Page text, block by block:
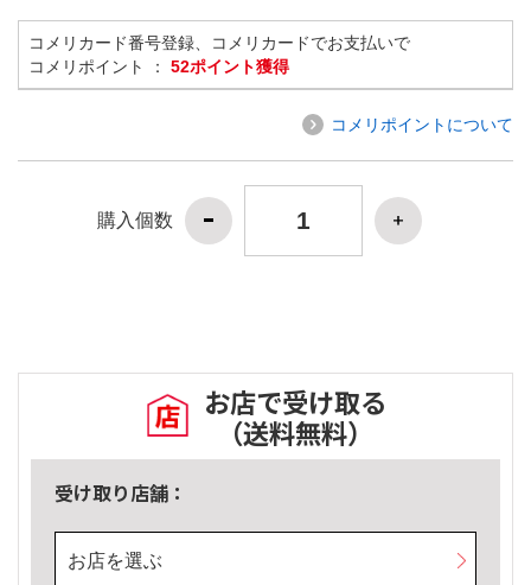
コメリカード番号登録、コメリカードでお支払いで
コメリポイント ： 52ポイント獲得
コメリポイントについて
購入個数
お店で受け取る
（送料無料）
受け取り店舗：
お店を選ぶ